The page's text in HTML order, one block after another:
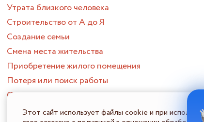
Утрата близкого человека
Строительство от А до Я
Создание семьи
Смена места жительства
Приобретение жилого помещения
Потеря или поиск работы
Опека и попечительство
ПРЕДОСТАВЛЕНИЯ ГОСУДАРСТВЕННЫХ И МУНИЦИПАЛЬНЫХ
УСЛУГ НИЖЕГОРОДСКОЙ ОБЛАСТИ
Этот сайт использует файлы cookie и при